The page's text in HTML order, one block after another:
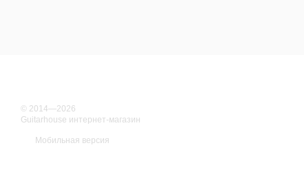
© 2014—2026
Guitarhouse интернет-магазин
Мобильная версия